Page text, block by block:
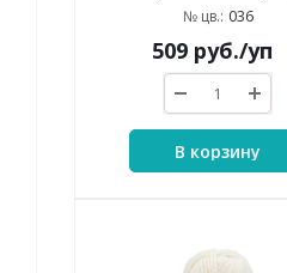
№ цв.: 036
509руб./уп
В корзину